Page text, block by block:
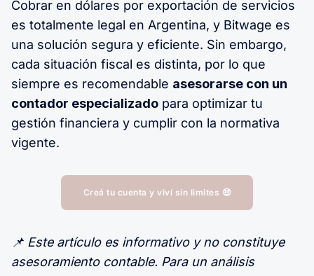
Cobrar en dólares por exportación de servicios
es totalmente legal en Argentina, y Bitwage es
una solución segura y eficiente. Sin embargo,
cada situación fiscal es distinta, por lo que
siempre es recomendable asesorarse con un
contador especializado para optimizar tu
gestión financiera y cumplir con la normativa
vigente.
Creá tu cuenta y viví sin limites 🤑
📌 Este artículo es informativo y no constituye
asesoramiento contable. Para un análisis